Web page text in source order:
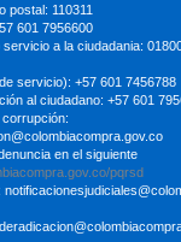
postal: 110311
601 7956600
a la ciudadania:
servicio): +57 601 7456788
al ciudadano: +57 601
@colombiacompra.gov.co
en el siguiente
pqrsd